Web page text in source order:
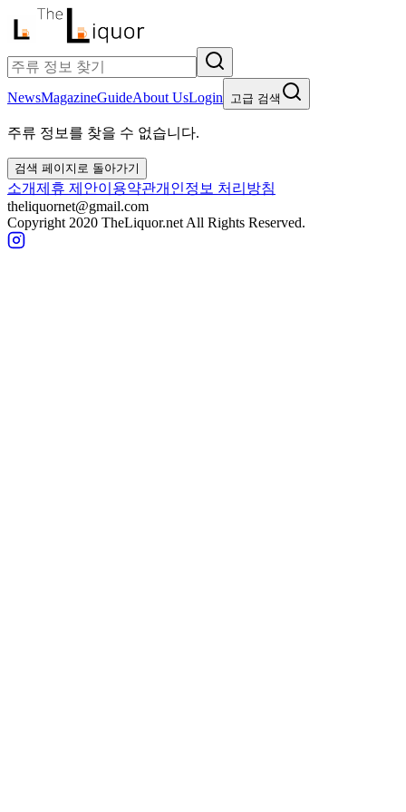
NewsMagazineGuideAbout UsLogin 고급 검색
주류 정보를 찾을 수 없습니다.
검색 페이지로 돌아가기
소개제휴 제안이용약관개인정보 처리방침
theliquornet@gmail.com
Copyright 2020 TheLiquor.net All Rights Reserved.